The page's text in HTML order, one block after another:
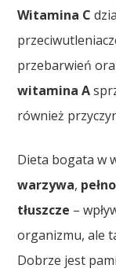
Witamina C
przebarwień
witamina A
również
Dieta bogata w
warzywa,
tłuszcze –
organizmu, ale
Dobrze jest